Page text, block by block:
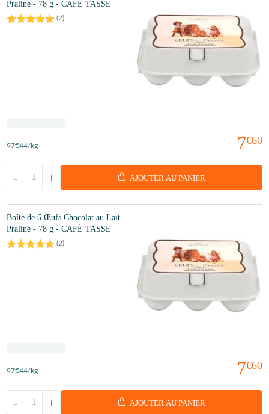
Praliné - 78 g - CAFÉ TASSE
(2)
7€60
97€44/kg
+
- AJOUTER AU PANIER
Boîte de 6 Œufs Chocolat au Lait
Praliné - 78 g - CAFÉ TASSE
(2)
7€60
97€44/kg
+
- AJOUTER AU PANIER